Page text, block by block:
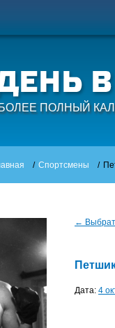
ПОЛНЫЙ
/ Спортсмены /
←
Дата: 4